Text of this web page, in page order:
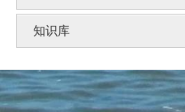
知识库